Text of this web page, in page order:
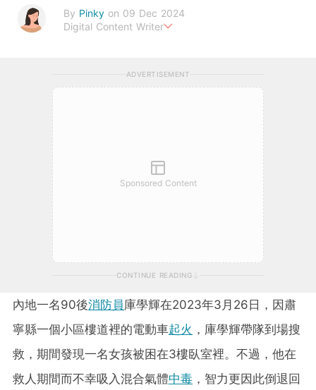
By Pinky on 09 Dec 2024
Digital Content Writer
ADVERTISEMENT
Sponsored Content
CONTINUE READING
內地一名90後消防員庫學輝在2023年3月26日，因肅
寧縣一個小區樓道裡的電動車起火 ，庫學輝帶隊到場搜
救，期間發現一名女孩被困在3樓臥室裡。不過，他在
救人期間而不幸吸入混合氣體中毒 ，智力更因此倒退回